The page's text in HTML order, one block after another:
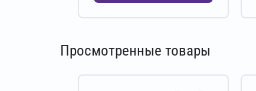
Просмотренные товары